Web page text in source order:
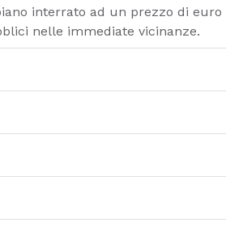
interrato ad un prezzo di euro
nelle immediate vicinanze.